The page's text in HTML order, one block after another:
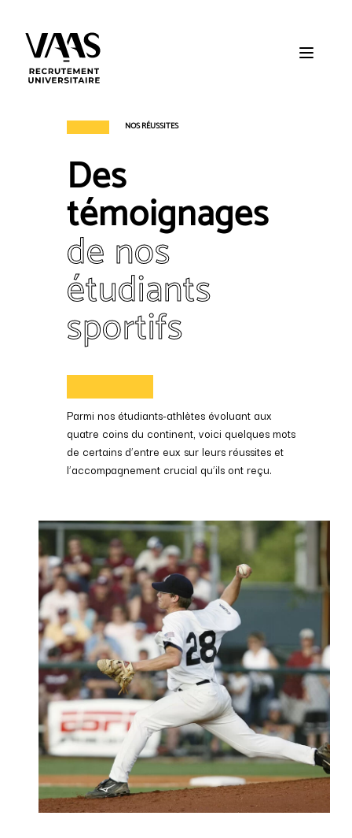
CONTENT
NOS RÉUSSITES
Des
témoignages
de nos
étudiants
sportifs
Parmi nos étudiants-athlètes évoluant aux
quatre coins du continent, voici quelques mots
de certains d’entre eux sur leurs réussites et
l’accompagnement crucial qu’ils ont reçu.